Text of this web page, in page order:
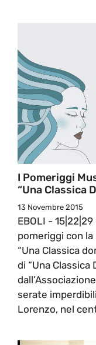
I Pomeriggi
“Una Classica
13 Novembre 2015
EBOLI -
pomeriggi con
“Una Classica
di “Una Classica
serate
Lorenzo, nel